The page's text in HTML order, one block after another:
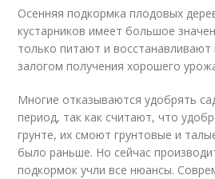
Осенняя подкормка плодовых
кустарников имеет большое
только питают и
залогом получения хорошего
Многие отказываются удобрять
период, так как считают, что
грунте, их смоют грунтовые и
было раньше. Но сейчас
подкормок учли все нюансы.